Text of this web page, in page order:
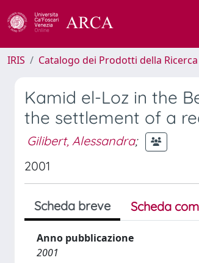
IRIS Catalogo dei Prodotti della Ricerca
Kamid el-Loz in the
the settlement of a
Gilibert, Alessandra;
2001
Scheda breve Scheda
Anno pubblicazione
2001